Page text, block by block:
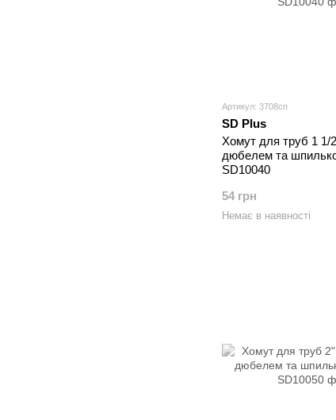
Артикул: 3708сп
SD Plus
Хомут для труб 1 1/
дюбелем та
SD10040
54 грн
Немає в наявності